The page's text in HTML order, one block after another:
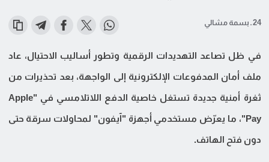
24 ـ بسمة مشالي
في ظل تصاعد التهديدات الرقمية وتطور أساليب الاحتيال، عاد
ملف أمان المدفوعات الإلكترونية إلى الواجهة، بعد تحذيرات من
ثغرة أمنية جديدة تستغل خاصية الدفع اللاتلامسي في "Apple
Pay"، ما يعرّض مستخدمي أجهزة "آيفون" لمحاولات سرقة حتى
دون فتح الهاتف.